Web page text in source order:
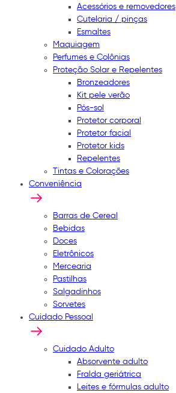
Acessórios e removedores
Cutelaria / pinças
Esmaltes
Maquiagem
Perfumes e Colônias
Proteção Solar e Repelentes
Bronzeadores
Kit pele verão
Pós-sol
Protetor corporal
Protetor facial
Protetor kids
Repelentes
Tintas e Colorações
Conveniência
Barras de Cereal
Bebidas
Doces
Eletrônicos
Mercearia
Pastilhas
Salgadinhos
Sorvetes
Cuidado Pessoal
Cuidado Adulto
Absorvente adulto
Fralda geriátrica
Leites e fórmulas adulto